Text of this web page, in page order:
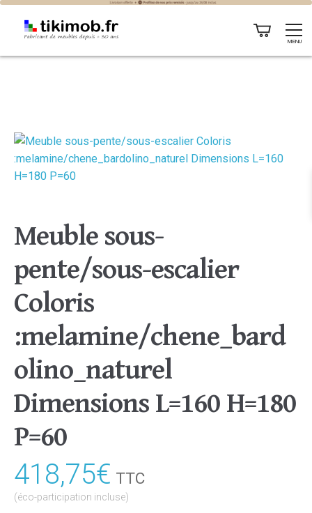
MENU
Meuble sous-
pente/sous-escalier
Coloris
:melamine/chene_bard
olino_naturel
Dimensions L=160 H=180
P=60
418,75€ TTC
(éco-participation incluse)